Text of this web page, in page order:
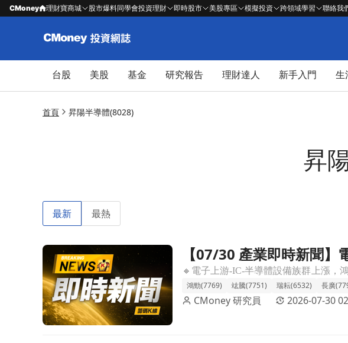
CMoney 理財寶商城 股市爆料同學會投資理財 即時股市 美股專區 模擬投資 跨領域學習 聯絡我
台股 美股 基金 研究報告 理財達人 新手入門 生
首頁 昇陽半導體(8028)
昇
最新 最熱
前往【07/30 產業即時新聞】電子上游-IC-半導體設備類股強勢吸睛，鴻
【07/30 產業即時新聞
進製程題材
鴻勁(7769)
竑騰(7751) 瑞耘(6532) 長廣
CMoney 研究員 2026-07-30